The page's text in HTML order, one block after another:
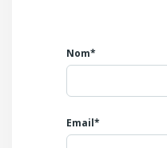
L'immeuble cadastré
Idéal pour un
tertiaire, médical, para
N'hésitez pas à prendre
Nom*
Email*